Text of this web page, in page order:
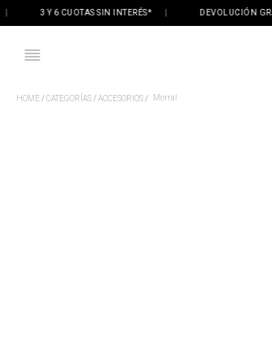
3 Y 6 CUOTAS SIN INTERÉS* | DEVOLUCIÓN GRATIS
CATEGORÍAS ACCESORIOS Morral